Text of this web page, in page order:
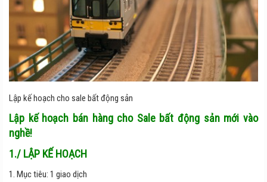
Lập kế hoạch cho sale bất động sản
Lập kế hoạch bán hàng cho Sale bất động sản mới vào
nghề!
1./ LẬP KẾ HOẠCH
1. Mục tiêu: 1 giao dịch